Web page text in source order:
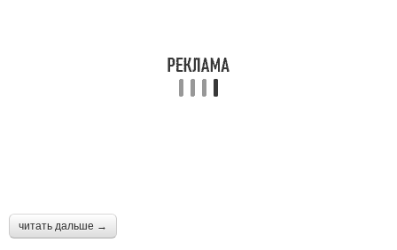
читать дальше →